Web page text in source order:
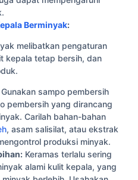
Berminyak:
melibatkan pengaturan
kepala tetap bersih, dan
Gunakan sampo pembersih
pembersih yang dirancang
Carilah bahan-bahan
, asam salisilat, atau ekstrak
produksi minyak.
Keramas terlalu sering
alami kulit kepala, yang